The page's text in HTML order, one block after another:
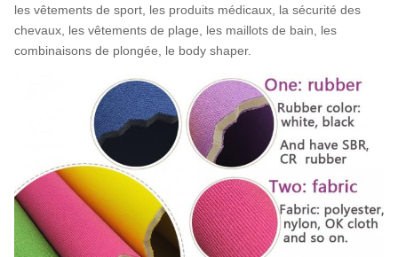
les vêtements de sport, les produits médicaux, la sécurité des
chevaux, les vêtements de plage, les maillots de bain, les
combinaisons de plongée, le body shaper.